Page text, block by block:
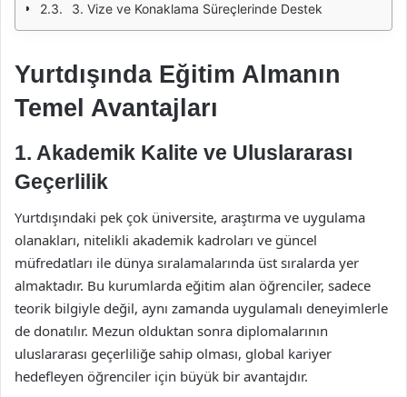
3. Vize ve Konaklama Süreçlerinde Destek
Yurtdışında Eğitim Almanın
Temel Avantajları
1. Akademik Kalite ve Uluslararası
Geçerlilik
Yurtdışındaki pek çok üniversite, araştırma ve uygulama
olanakları, nitelikli akademik kadroları ve güncel
müfredatları ile dünya sıralamalarında üst sıralarda yer
almaktadır. Bu kurumlarda eğitim alan öğrenciler, sadece
teorik bilgiyle değil, aynı zamanda uygulamalı deneyimlerle
de donatılır. Mezun olduktan sonra diplomalarının
uluslararası geçerliliğe sahip olması, global kariyer
hedefleyen öğrenciler için büyük bir avantajdır.